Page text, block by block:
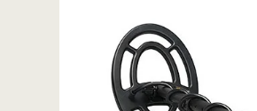
AT Pro